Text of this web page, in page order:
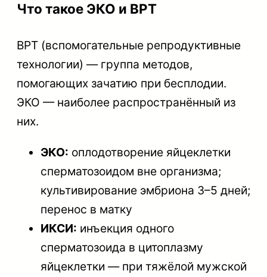
Что такое ЭКО и ВРТ
ВРТ (вспомогательные репродуктивные
технологии) — группа методов,
помогающих зачатию при бесплодии.
ЭКО — наиболее распространённый из
них.
ЭКО: оплодотворение яйцеклетки
сперматозоидом вне организма;
культивирование эмбриона 3–5 дней;
перенос в матку
ИКСИ: инъекция одного
сперматозоида в цитоплазму
яйцеклетки — при тяжёлой мужской